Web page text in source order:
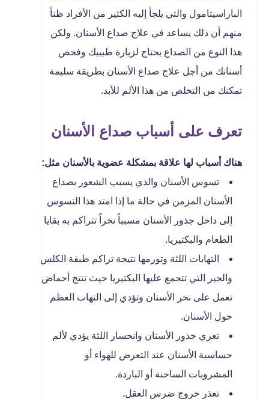
الباراسيتامول والتي يلجأ إليه الكثير من الأفراد ظناً
منهم أن ذلك يساعد في علاج صداع الأسنان. ولكن
هذا النوع من الصداع يحتاج لزيارة طبيبك وفحص
أسنانك من أجل علاج صداع الأسنان بطريقة سليمة
تمكنك من التخلص من هذا الألم للأبد.
تعرف على أسباب صداع الأسنان
هناك أسباب لها علاقة بمشكلة عضوية بالأسنان مثل:
تسوس الأسنان والذي يسبب الشعور بصداع
الأسنان المزمن في حالة ما إذا امتد هذا التسوس
إلى داخل جذور الأسنان مسبباً نخراً تتراكم به بقايا
الطعام والبكتيريا.
التهابات اللثة وتورمها نتيجة تراكم طبقة الكلس
والجير
التي تتجمع عليها البكتيريا حيث تنتج أحماض
تعمل على نخر الأسنان وتؤدي إلى التهاب العظم
حول الأسنان.
تعري جذور الأسنان وانحسار اللثة يؤدي لألم
حساسية الأسنان عند التعرض للهواء أو
المشروبات الساخنة أو الباردة.
تعذر خروج ضرس العقل.